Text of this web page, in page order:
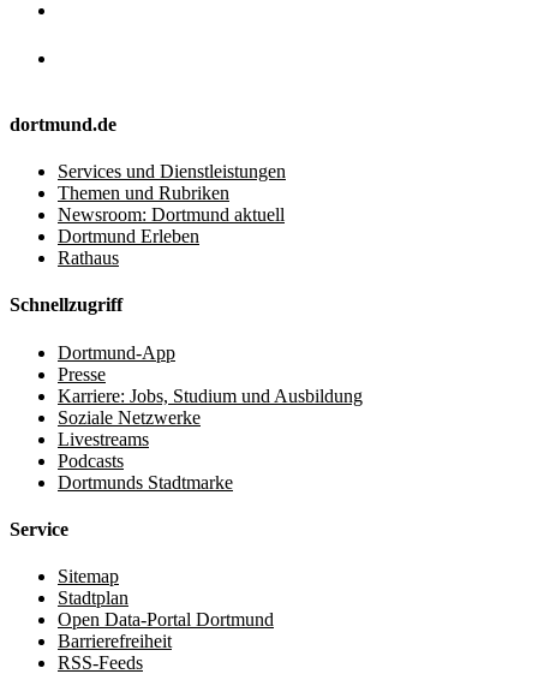
dortmund.de
Services und Dienstleistungen
Themen und Rubriken
Newsroom: Dortmund aktuell
Dortmund Erleben
Rathaus
Schnellzugriff
Dortmund-App
Presse
Karriere: Jobs, Studium und Ausbildung
Soziale Netzwerke
Livestreams
Podcasts
Dortmunds Stadtmarke
Service
Sitemap
Stadtplan
Open Data-Portal Dortmund
Barrierefreiheit
RSS-Feeds